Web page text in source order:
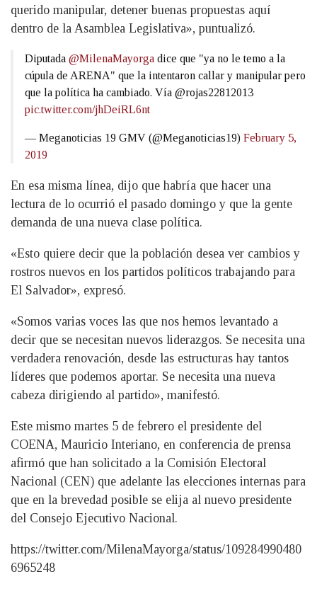
querido manipular, detener buenas propuestas aquí
dentro de la Asamblea Legislativa», puntualizó.
Diputada @MilenaMayorga dice que "ya no le temo a la
cúpula de ARENA" que la intentaron callar y manipular pero
que la política ha cambiado. Vía @rojas22812013
pic.twitter.com/jhDeiRL6nt
— Meganoticias 19 GMV (@Meganoticias19) February 5,
2019
En esa misma línea, dijo que habría que hacer una
lectura de lo ocurrió el pasado domingo y que la gente
demanda de una nueva clase política.
«Esto quiere decir que la población desea ver cambios y
rostros nuevos en los partidos políticos trabajando para
El Salvador», expresó.
«Somos varias voces las que nos hemos levantado a
decir que se necesitan nuevos liderazgos. Se necesita una
verdadera renovación, desde las estructuras hay tantos
líderes que podemos aportar. Se necesita una nueva
cabeza dirigiendo al partido», manifestó.
Este mismo martes 5 de febrero el presidente del
COENA, Mauricio Interiano, en conferencia de prensa
afirmó que han solicitado a la Comisión Electoral
Nacional (CEN) que adelante las elecciones internas para
que en la brevedad posible se elija al nuevo presidente
del Consejo Ejecutivo Nacional.
https://twitter.com/MilenaMayorga/status/109284990480
6965248